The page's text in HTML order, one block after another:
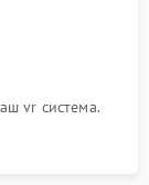
vr система.